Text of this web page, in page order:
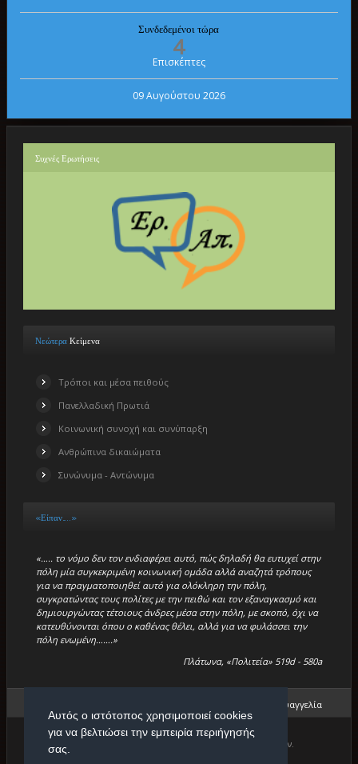
Συνδεδεμένοι τώρα
4
Επισκέπτες
09 Αυγούστου 2026
Συχνές Ερωτήσεις
Νεώτερα Κείμενα
Τρόποι και μέσα πειθούς
Πανελλαδική Πρωτιά
Κοινωνική συνοχή και συνύπαρξη
Ανθρώπινα δικαιώματα
Συνώνυμα - Αντώνυμα
«Είπαν…..»
«….. το νόμο δεν τον ενδιαφέρει αυτό, πώς δηλαδή θα ευτυχεί στην
πόλη μία συγκεκριμένη κοινωνική ομάδα αλλά αναζητά τρόπους
για να πραγματοποιηθεί αυτό για ολόκληρη την πόλη,
συγκρατώντας τους πολίτες με την πειθώ και τον εξαναγκασμό και
δημιουργώντας τέτοιους άνδρες μέσα στην πόλη, με σκοπό, όχι να
κατευθύνονται όπου ο καθένας θέλει, αλλά για να φυλάσσει την
πόλη ενωμένη…….»
Πλάτωνα, «Πολιτεία» 519d - 580a
Μπέτση Ευαγγελία
Copyright © 2026. Πρότυπο Κέντρο Φιλολογικών Μαθημάτων.
Αυτός ο ιστότοπος χρησιμοποιεί cookies
για να βελτιώσει την εμπειρία περιήγησής
σας.